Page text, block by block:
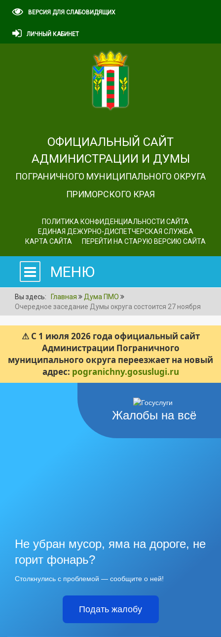
ВЕРСИЯ ДЛЯ СЛАБОВИДЯЩИХ
ЛИЧНЫЙ КАБИНЕТ
ОФИЦИАЛЬНЫЙ САЙТ
АДМИНИСТРАЦИИ И ДУМЫ
ПОГРАНИЧНОГО МУНИЦИПАЛЬНОГО ОКРУГА
ПРИМОРСКОГО КРАЯ
ПОЛИТИКА КОНФИДЕНЦИАЛЬНОСТИ САЙТА
ЕДИНАЯ ДЕЖУРНО-ДИСПЕТЧЕРСКАЯ СЛУЖБА
КАРТА САЙТА
ПЕРЕЙТИ НА СТАРУЮ ВЕРСИЮ САЙТА
МЕНЮ
Вы здесь: Главная
Дума ПМО
Очередное заседание Думы округа состоится 27 ноября
⚠ С 1 июля 2026 года официальный сайт
Администрации Пограничного
муниципального округа переезжает на новый
адрес: pogranichny.gosuslugi.ru
Жалобы на всё
Не убран мусор, яма на дороге, не
горит фонарь?
Столкнулись с проблемой — сообщите о ней!
Подать жалобу